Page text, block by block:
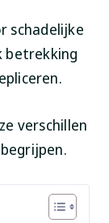
schadelijke
betrekking
verschillen